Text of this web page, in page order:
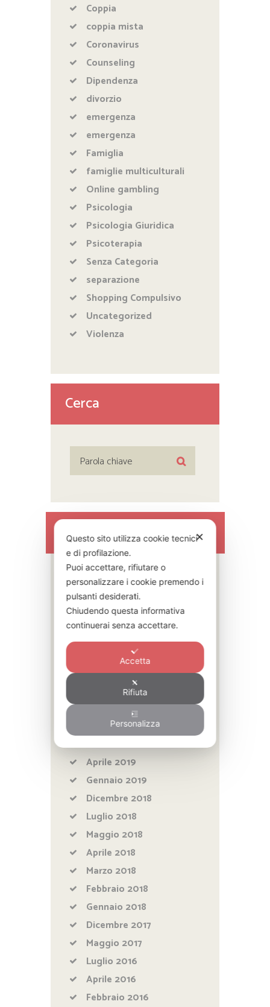
Coppia
coppia mista
Coronavirus
Counseling
Dipendenza
divorzio
emergenza
emergenza
Famiglia
famiglie multiculturali
Online gambling
Psicologia
Psicologia Giuridica
Psicoterapia
Senza Categoria
separazione
Shopping Compulsivo
Uncategorized
Violenza
Cerca
Archivi
Agosto2026
Luglio2026
Giugno2026
Ottobre 2025
Settembre2025
Febbraio2024
Gennaio2024
Maggio2020
Marzo2020
Aprile 2019
Gennaio 2019
Dicembre 2018
Luglio 2018
Maggio 2018
Aprile 2018
Marzo 2018
Febbraio 2018
Gennaio 2018
Dicembre 2017
Maggio 2017
Luglio 2016
Aprile 2016
Febbraio 2016
✕
Questo sito utilizza cookie tecnici
e di profilazione.
Puoi accettare, rifiutare o
personalizzare i cookie premendo i
pulsanti desiderati.
Chiudendo questa informativa
continuerai senza accettare.
Accetta
Rifiuta
Personalizza